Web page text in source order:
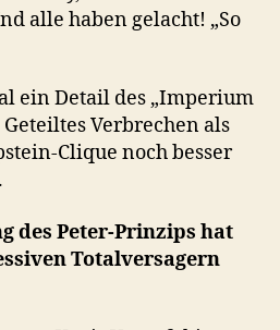
alle haben gelacht! „So
ein Detail des „Imperium
Verbrechen als
Clique noch besser
des Peter-Prinzips hat
Totalversagern